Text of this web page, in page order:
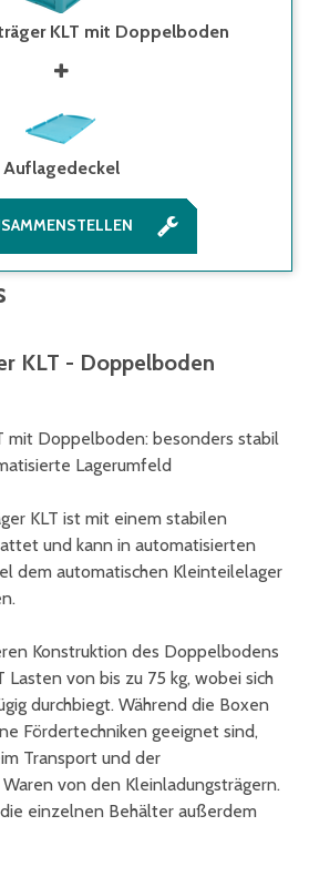
KLT mit Doppelboden
Auflagedeckel
KLT - Doppelboden
mit Doppelboden: besonders stabil
Lagerumfeld
KLT ist mit einem stabilen
und kann in automatisierten
dem automatischen Kleinteilelager
Konstruktion des Doppelbodens
Lasten von bis zu 75 kg, wobei sich
durchbiegt. Während die Boxen
Fördertechniken geeignet sind,
Transport und der
von den Kleinladungsträgern.
einzelnen Behälter außerdem